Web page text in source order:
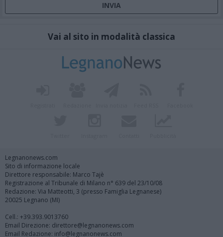
Vai al sito in modalità classica
Legnanonews.com
Sito di informazione locale
Direttore responsabile: Marco Tajè
Registrazione al Tribunale di Milano n° 639 del 23/10/08
Redazione: Via Matteotti, 3 (presso Famiglia Legnanese)
20025 Legnano (MI)
Cell.: +39.393.9013760
Email Direzione: direttore@legnanonews.com
Email Redazione: info@legnanonews.com